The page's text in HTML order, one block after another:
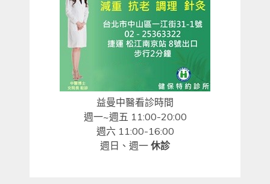
益曼中醫看診時間
週一~週五 11:00-20:00
週六 11:00-16:00
週日、週一 休診